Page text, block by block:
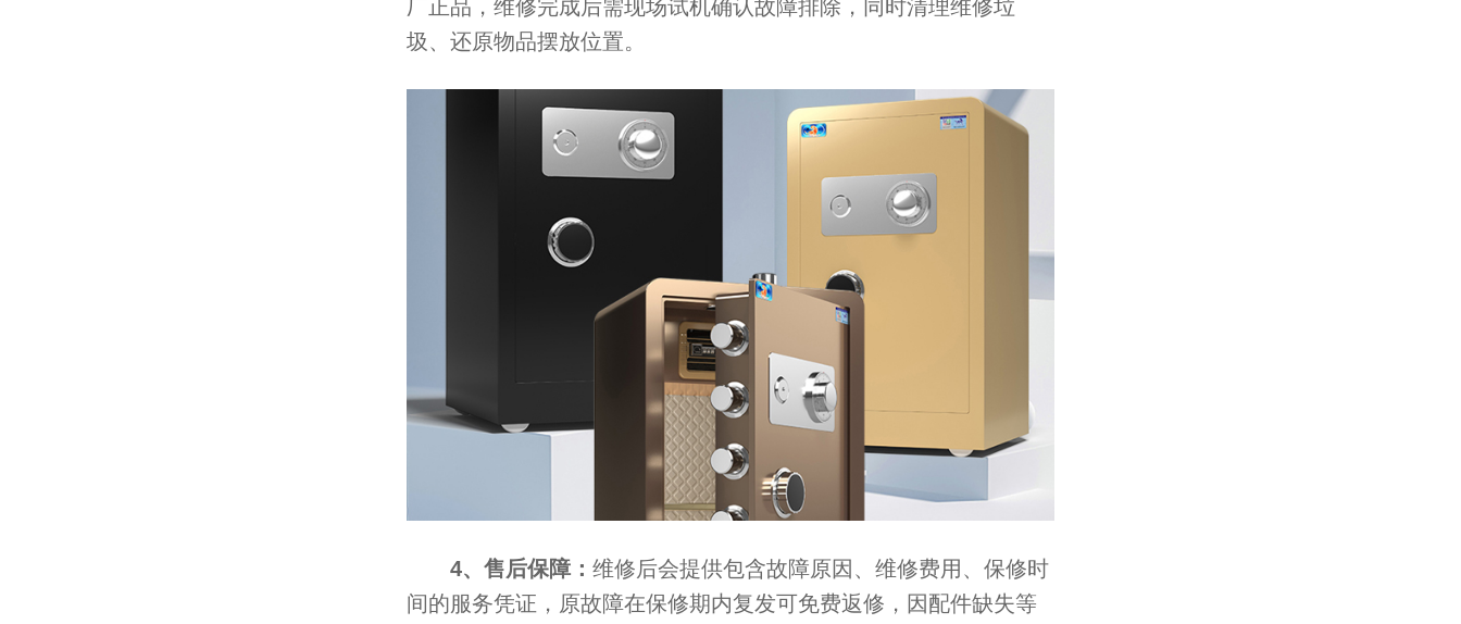
厂正品，维修完成后需现场试机确认故障排除，同时清理维修垃
圾、还原物品摆放位置。
4、售后保障：维修后会提供包含故障原因、维修费用、保修时
间的服务凭证，原故障在保修期内复发可免费返修，因配件缺失等